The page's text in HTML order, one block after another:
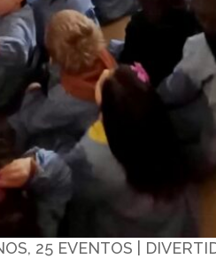
25 EVENTOS |